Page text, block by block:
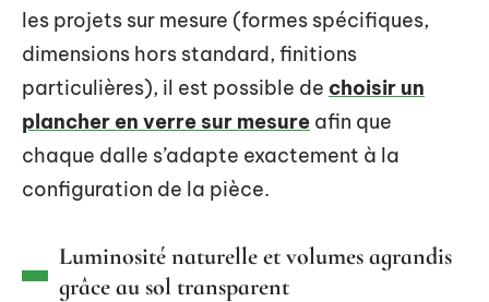
les projets sur mesure (formes spécifiques,
dimensions hors standard, finitions
particulières), il est possible de choisir un
plancher en verre sur mesure afin que
chaque dalle s’adapte exactement à la
configuration de la pièce.
Luminosité naturelle et volumes agrandis
grâce au sol transparent